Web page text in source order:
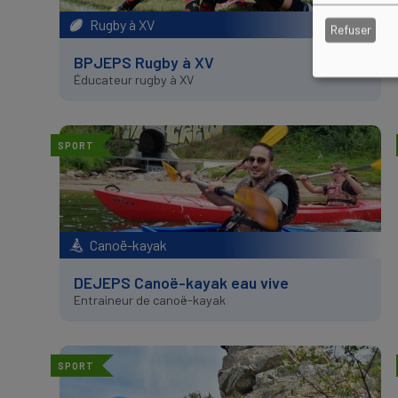
Rugby à XV
BPJEPS Rugby à XV
Éducateur rugby à XV
SPORT
Canoë-kayak
DEJEPS Canoë-kayak eau vive
Entraineur de canoë-kayak
SPORT
Refuser